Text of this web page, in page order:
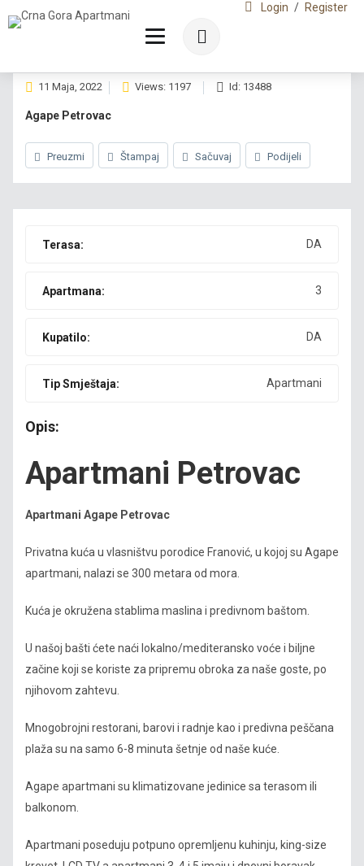
Login / Register
11 Maja, 2022 Views: 1197 Id: 13488
Agape Petrovac
Preuzmi Štampaj Sačuvaj Podijeli
Terasa: DA
Apartmana: 3
Kupatilo: DA
Tip Smještaja: Apartmani
Opis:
Apartmani Petrovac
Apartmani Agape Petrovac
Privatna kuća u vlasništvu porodice Franović, u kojoj su Agape
apartmani, nalazi se 300 metara od mora.
Kuća je okružena stablima maslina i predivnom baštom.
U našoj bašti ćete naći lokalno/mediteransko voće i biljne
začine koji se koriste za pripremu obroka za naše goste, po
njihovom zahtevu.
Mnogobrojni restorani, barovi i radnje kao i predivna peščana
plaža su na samo 6-8 minuta šetnje od naše kuće.
Agape apartmani su klimatizovane jedinice sa terasom ili
balkonom.
Apartmani poseduju potpuno opremljenu kuhinju, king-size